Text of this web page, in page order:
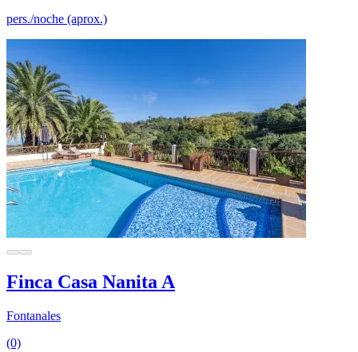
pers./noche (aprox.)
Finca Casa Nanita A
Fontanales
(0)